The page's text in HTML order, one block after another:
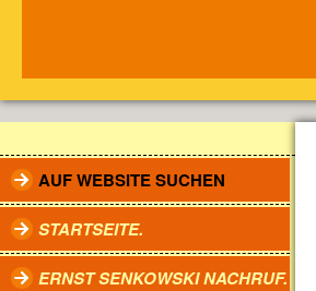
AUF WEBSITE SUCHEN
STARTSEITE.
ERNST SENKOWSKI NACHRUF.